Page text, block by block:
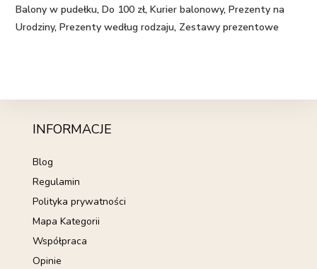
Balony w pudełku,Do 100 zł,Kurier balonowy,Prezenty na
Urodziny,Prezenty według rodzaju, Zestawy prezentowe
INFORMACJE
Blog
Regulamin
Polityka prywatności
Mapa Kategorii
Współpraca
Opinie